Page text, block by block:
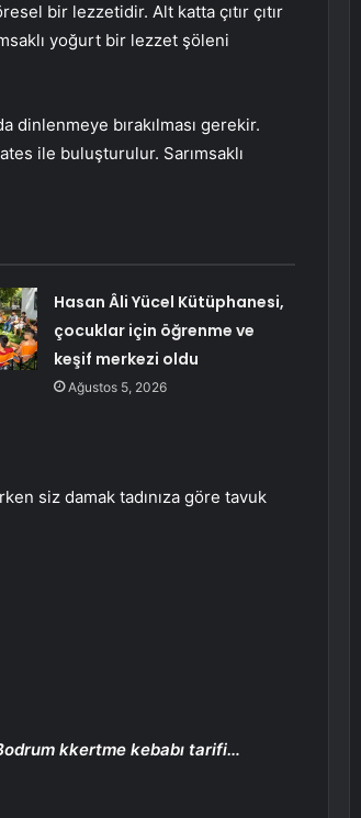
bir lezzetidir. Alt katta çıtır çıtır
yoğurt bir lezzet şöleni
dinlenmeye bırakılması gerekir.
ile buluşturulur. Sarımsaklı
Hasan Âli Yücel Kütüphanesi,
çocuklar için öğrenme ve
keşif merkezi oldu
Ağustos 5, 2026
siz damak tadınıza göre tavuk
kkertme kebabı tarifi…